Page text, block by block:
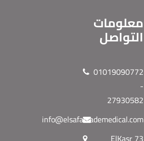
معلومات
التواصل
01019090772
-
27930582
info@elsafatrademedical.com